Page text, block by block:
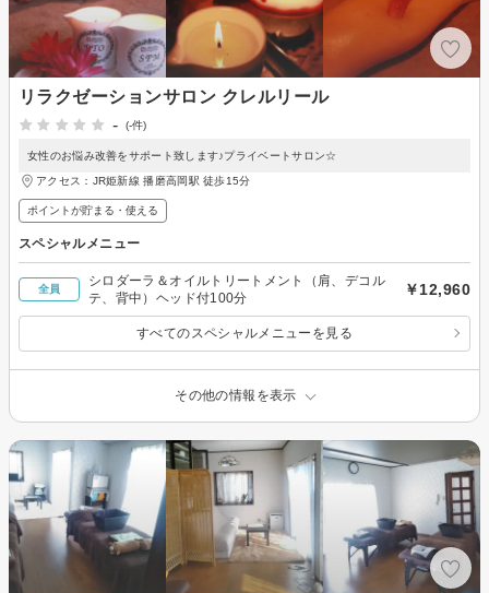
リラクゼーションサロン クレルリール
-
(-件)
女性のお悩み改善をサポート致します♪プライベートサロン☆
アクセス：JR姫新線 播磨高岡駅 徒歩15分
ポイントが貯まる・使える
スペシャルメニュー
全員
シロダーラ＆オイルトリートメント（肩、デコル
テ、背中）ヘッド付100分
￥12,960
すべてのスペシャルメニューを見る
その他の情報を表示